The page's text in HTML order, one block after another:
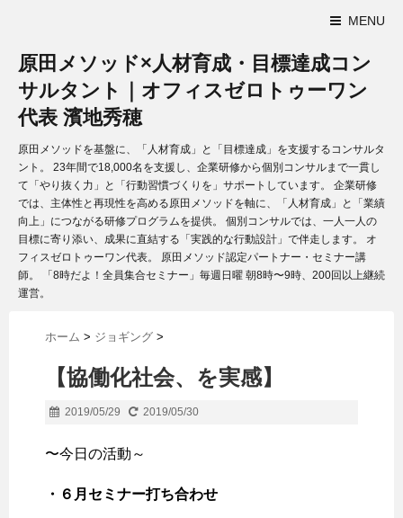
MENU
原田メソッド×人材育成・目標達成コン
サルタント｜オフィスゼロトゥーワン
代表 濱地秀穂
原田メソッドを基盤に、「人材育成」と「目標達成」を支援するコンサルタ
ント。 23年間で18,000名を支援し、企業研修から個別コンサルまで一貫し
て「やり抜く力」と「行動習慣づくりを」サポートしています。 企業研修
では、主体性と再現性を高める原田メソッドを軸に、「人材育成」と「業績
向上」につながる研修プログラムを提供。 個別コンサルでは、一人一人の
目標に寄り添い、成果に直結する「実践的な行動設計」で伴走します。 オ
フィスゼロトゥーワン代表。 原田メソッド認定パートナー・セミナー講
師。 「8時だよ！全員集合セミナー」毎週日曜 朝8時〜9時、200回以上継続
運営。
ホーム > ジョギング >
【協働化社会、を実感】
2019/05/29 2019/05/30
〜今日の活動～
・６月セミナー打ち合わせ